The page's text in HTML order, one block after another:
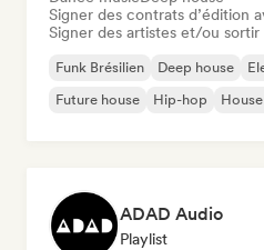
Signer des contrats d’édition
Signer des artistes et/ou sortir
Funk Brésilien Deep house
Future house
Hip-hop
ADAD Audio
Playlist